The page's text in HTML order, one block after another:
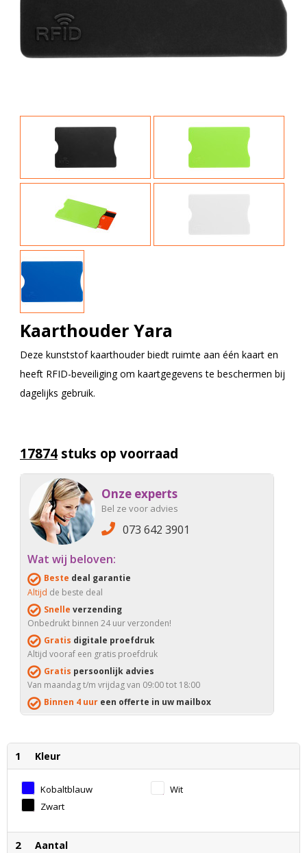
Kaarthouder Yara
Deze kunststof kaarthouder biedt ruimte aan één kaart en
heeft RFID-beveiliging om kaartgegevens te beschermen bij
dagelijks gebruik.
17874 stuks op voorraad
Onze experts
Bel ze voor advies
073 642 3901
Wat wij beloven:
Beste deal garantie
Altijd de beste deal
Snelle verzending
Onbedrukt binnen 24 uur verzonden!
Gratis digitale proefdruk
Altijd vooraf een gratis proefdruk
Gratis persoonlijk advies
Van maandag t/m vrijdag van 09:00 tot 18:00
Binnen 4 uur een offerte in uw mailbox
1 Kleur
Kobaltblauw
Wit
Zwart
2 Aantal